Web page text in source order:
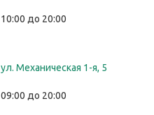
до 20:00
​Механическая 1-я, 5
до 20:00